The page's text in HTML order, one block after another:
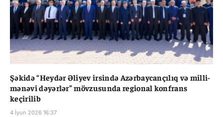
Şəkidə “Heydər Əliyev irsində Azərbaycançılıq və milli-
mənəvi dəyərlər” mövzusunda regional konfrans
keçirilib
4 İyun 2026 16:37